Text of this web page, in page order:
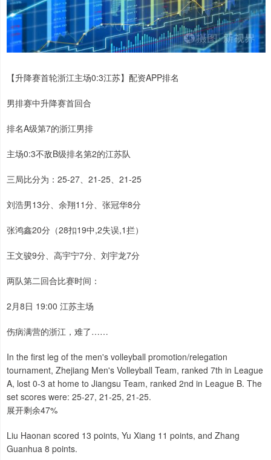
【升降赛首轮浙江主场0:3江苏】配资APP排名
男排赛中升降赛首回合
排名A级第7的浙江男排
主场0:3不敌B级排名第2的江苏队
三局比分为：25-27、21-25、21-25
刘浩男13分、余翔11分、张冠华8分
张鸿鑫20分（28扣19中,2失误,1拦）
王文骏9分、高宇宁7分、刘宇龙7分
两队第二回合比赛时间：
2月8日 19:00 江苏主场
伤病满营的浙江，难了……
In the first leg of the men's volleyball promotion/relegation
tournament, Zhejiang Men's Volleyball Team, ranked 7th in League
A, lost 0-3 at home to Jiangsu Team, ranked 2nd in League B. The
set scores were: 25-27, 21-25, 21-25.
展开剩余47%
Liu Haonan scored 13 points, Yu Xiang 11 points, and Zhang
Guanhua 8 points.